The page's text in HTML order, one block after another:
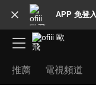
APP 免登
推薦 電視頻道